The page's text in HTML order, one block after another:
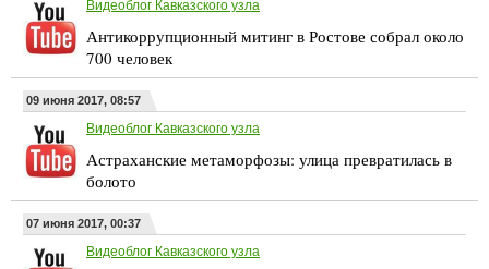
Видеоблог Кавказского узла
Антикоррупционный митинг в Ростове собрал около
700 человек
09 июня 2017, 08:57
Видеоблог Кавказского узла
Астраханские метаморфозы: улица превратилась в
болото
07 июня 2017, 00:37
Видеоблог Кавказского узла